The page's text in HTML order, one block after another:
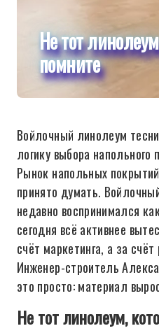
Не тот
помните
Войлочный линолеум
логику выбора напольного
Рынок напольных
принято думать.
недавно воспринимался
сегодня всё активнее
счёт маркетинга, а за
Инженер-строитель
это просто: материал
Не тот линолеум,